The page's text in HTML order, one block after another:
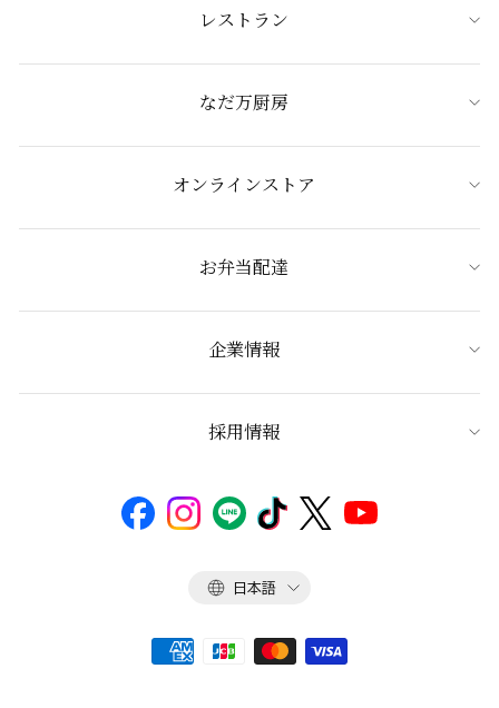
レストラン
なだ万厨房
オンラインストア
お弁当配達
企業情報
採用情報
言
日本語